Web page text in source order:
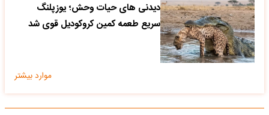
دیدنی های حیات وحش؛ یوزپلنگ
سریع طعمه کمین کروکودیل قوی شد
موارد بیشتر